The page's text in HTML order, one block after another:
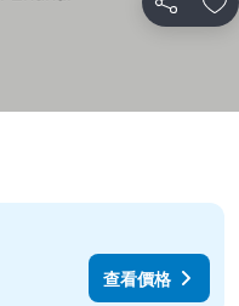
分享 放
查看價格